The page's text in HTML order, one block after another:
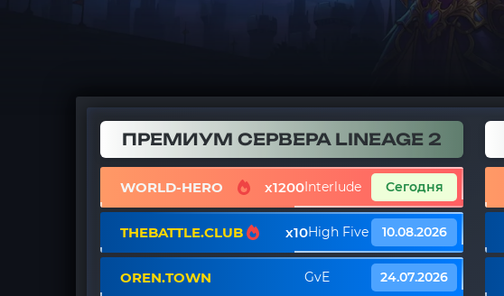
ПРЕМИУМ СЕРВЕРА LINEAGE 2
WORLD-HERO x1200Interlude Сегодня
THEBATTLE.CLUB x10High Five 10.08.2026
OREN.TOWN GvE 24.07.2026